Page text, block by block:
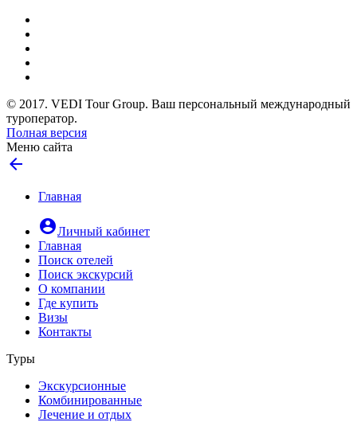
© 2017. VEDI Tour Group. Ваш персональный международный
туроператор.
Полная версия
Меню сайта
arrow_back
Главная
account_circleЛичный кабинет
Главная
Поиск отелей
Поиск экскурсий
О компании
Где купить
Визы
Контакты
Туры
Экскурсионные
Комбинированные
Лечение и отдых